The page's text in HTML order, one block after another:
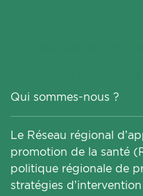
Qui sommes-nous ?
Le Réseau régional
promotion de la santé
politique régionale de
stratégies